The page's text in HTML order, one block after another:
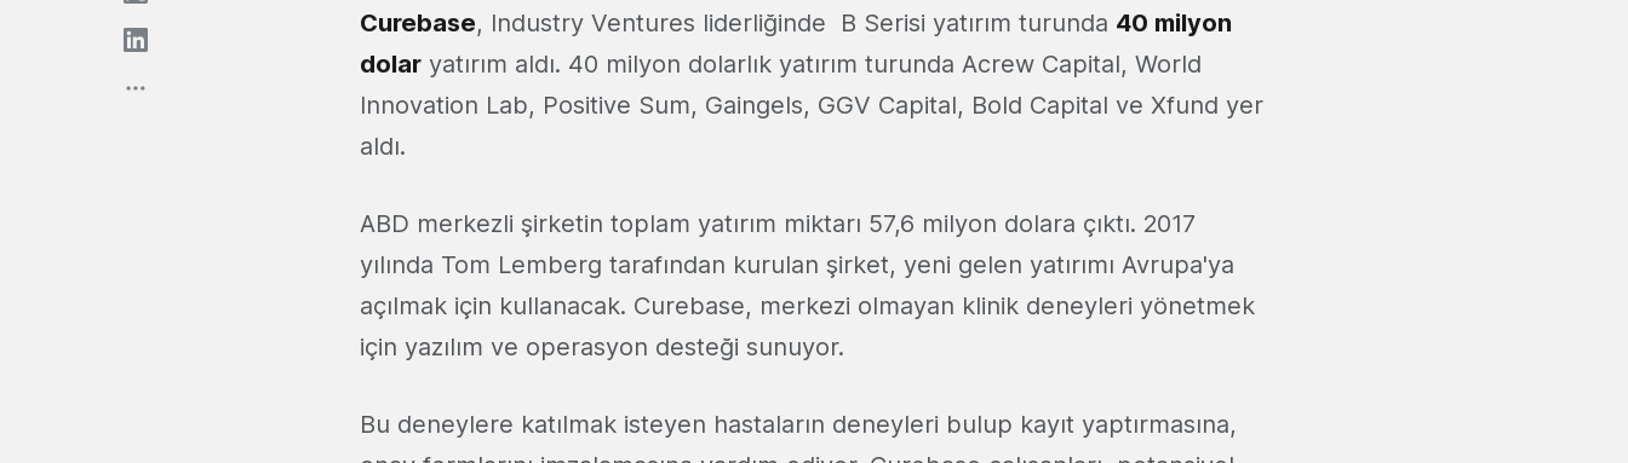
Curebase, Industry Ventures liderliğinde B Serisi yatırım turunda 40 milyon
dolar yatırım aldı. 40 milyon dolarlık yatırım turunda Acrew Capital, World
Innovation Lab, Positive Sum, Gaingels, GGV Capital, Bold Capital ve Xfund yer
aldı.
ABD merkezli şirketin toplam yatırım miktarı 57,6 milyon dolara çıktı. 2017
yılında Tom Lemberg tarafından kurulan şirket, yeni gelen yatırımı Avrupa'ya
açılmak için kullanacak. Curebase, merkezi olmayan klinik deneyleri yönetmek
için yazılım ve operasyon desteği sunuyor.
Bu deneylere katılmak isteyen hastaların deneyleri bulup kayıt yaptırmasına,